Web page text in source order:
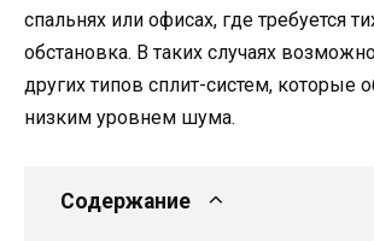
спальнях или офисах, где требуется
обстановка. В таких случаях
других типов сплит-систем, которые
низким уровнем шума.
Содержание